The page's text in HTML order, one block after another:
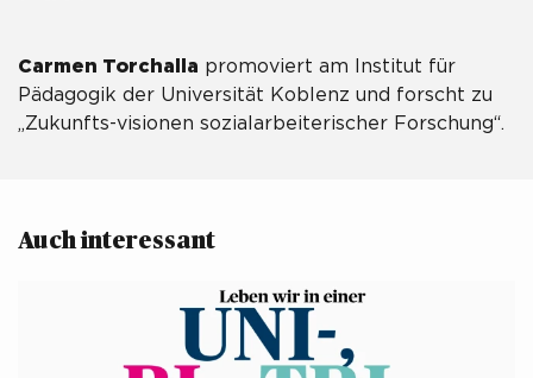
Carmen Torchalla promoviert am Institut für
Pädagogik der Universität Koblenz und forscht zu
„Zukunfts-visionen sozialarbeiterischer Forschung“.
Auch interessant